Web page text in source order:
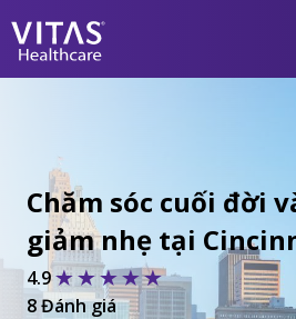
Dịch vụ
Chuyên gia chăm sóc sức
khỏe
Gia đình và người chăm sóc
Chăm sóc cuối đời
giảm nhẹ tại
4.9
8 Đánh giá